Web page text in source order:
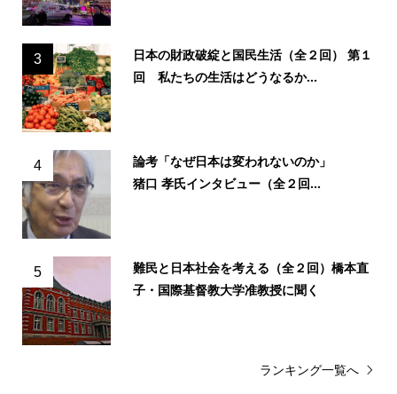
3
日本の財政破綻と国民生活（全２回） 第１
回 私たちの生活はどうなるか...
4
論考「なぜ日本は変われないのか」
猪口 孝氏インタビュー（全２回...
5
難民と日本社会を考える（全２回）橋本直
子・国際基督教大学准教授に聞く
ランキング一覧へ